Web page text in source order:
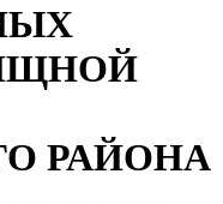
РАЙОНА